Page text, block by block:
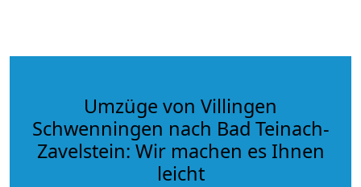
Umzüge von Villingen
Schwenningen nach Bad Teinach-
Zavelstein: Wir machen es Ihnen
leicht